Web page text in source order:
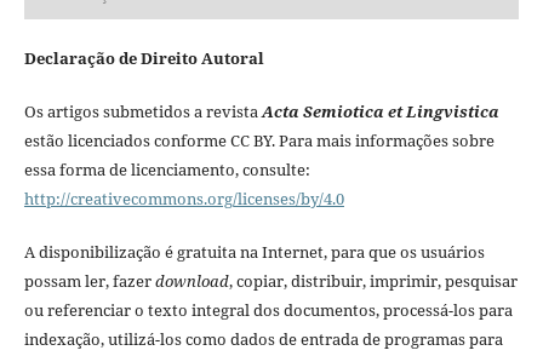
Declaração de Direito Autoral
Os artigos submetidos a revistaActa Semiotica et Lingvistica
estão licenciados conforme CC BY. Para mais informações sobre
essa forma de licenciamento, consulte:
http://creativecommons.org/licenses/by/4.0
A disponibilização é gratuita na Internet, para que os usuários
possam ler, fazerdownload, copiar, distribuir, imprimir, pesquisar
ou referenciar o texto integral dos documentos, processá-los para
indexação, utilizá-los como dados de entrada de programas para